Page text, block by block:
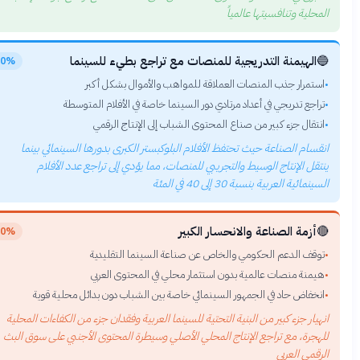
وتنافسيتها عالمياً
الهيمنة التدريجية للمنصات مع تراجع بطيء للسينما
استمرار جذب المنصات العملاقة للمواهب والأموال بشكل أكبر
تراجع تدريجي في أعداد مرتادي دور السينما خاصة في الأفلام المتوسطة
انتقال جزء كبير من صناع المحتوى الشباب إلى الإنتاج الرقمي
الصناعة حيث تحتفظ الأفلام البلوكبستر الكبرى بدورها السينمائي بينما
الإنتاج الوسيط والتجريبي للمنصات، مما يؤدي إلى تراجع عدد الأفلام
العربية بنسبة 30 إلى 40 في المئة
أزمة الصناعة والانحسار الكبير
توقف الدعم الحكومي والخاص عن صناعة السينما التقليدية
هيمنة منصات عالمية بدون استثمار محلي في المحتوى العربي
انخفاض حاد في الجمهور السينمائي خاصة بين الشباب دون بدائل محلية قوية
جزء كبير من البنية التحتية للسينما العربية وفقدان جزء من الكفاءات المحلية
مع تراجع الإنتاج المحلي الأصلي وسيطرة المحتوى الأجنبي على سوق البث
العربي